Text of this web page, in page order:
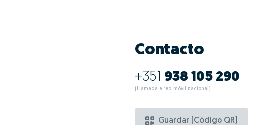
Contacto
+351 938 105 290
(Llamada a red móvil nacional)
Guardar (Código QR)